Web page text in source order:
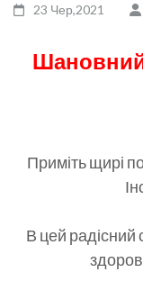
23 Чер,2021
Приміть щирі
В цей